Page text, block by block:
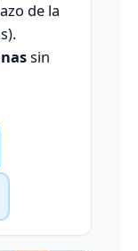
de la
sin